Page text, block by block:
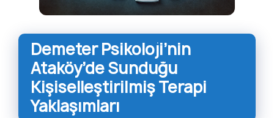
Demeter Psikoloji’nin
Ataköy’de Sunduğu
Kişiselleştirilmiş Terapi
Yaklaşımları